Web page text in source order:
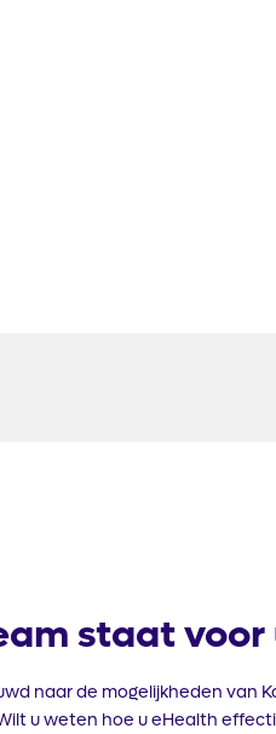
staat
naar de mogelijkheden van
u weten hoe u eHealth